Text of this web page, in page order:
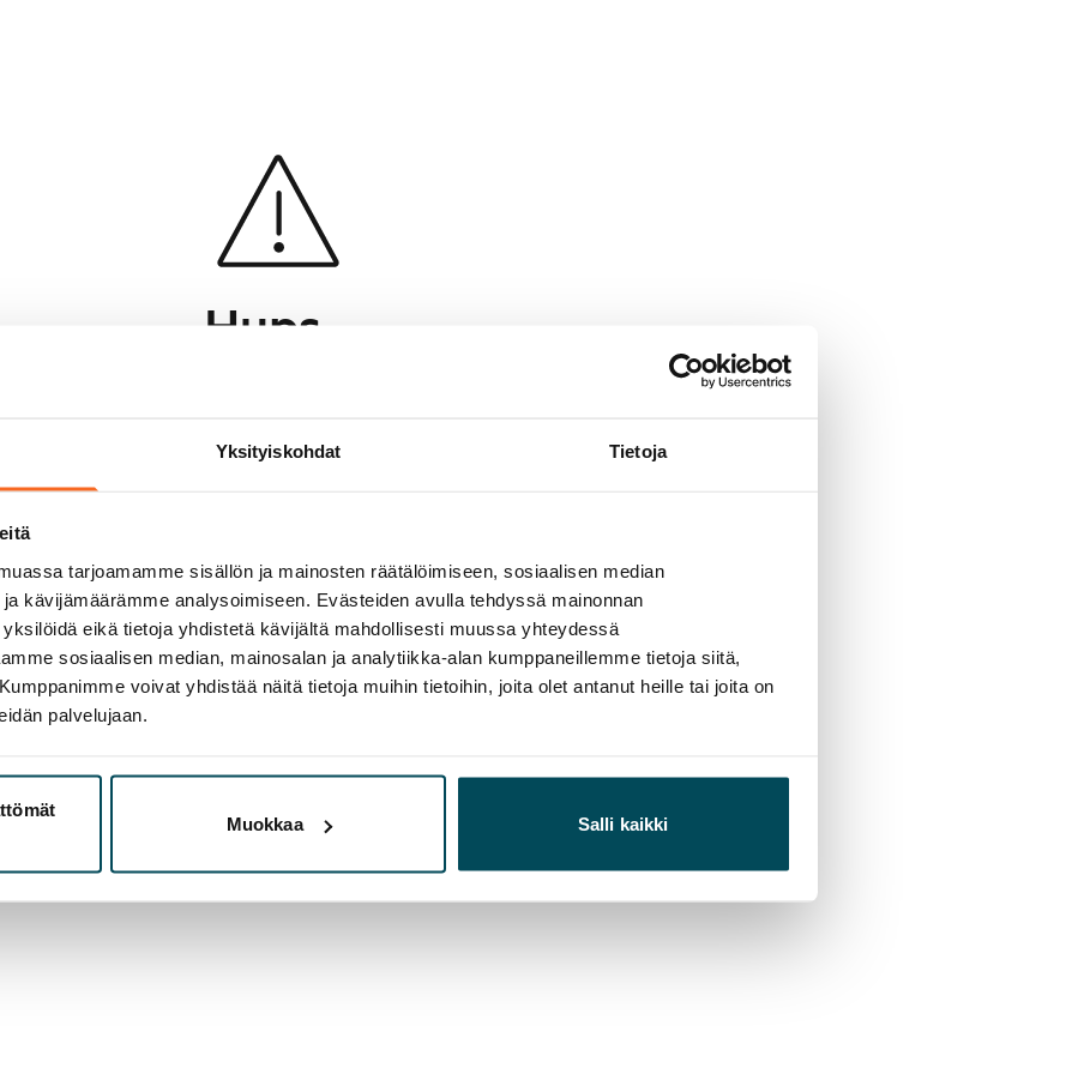
Yksityiskohdat Tietoja
tarjoamamme sisällön ja mainosten räätälöimiseen, sosiaalisen median
kävijämäärämme analysoimiseen. Evästeiden avulla tehdyssä mainonnan
eikä tietoja yhdistetä kävijältä mahdollisesti muussa yhteydessä
sosiaalisen median, mainosalan ja analytiikka-alan kumppaneillemme tietoja siitä,
voivat yhdistää näitä tietoja muihin tietoihin, joita olet antanut heille tai joita on
palvelujaan.
Muokkaa Salli kaikki
Hups...